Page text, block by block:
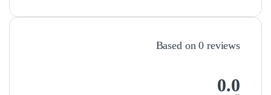
Based on 0 reviews
0.0